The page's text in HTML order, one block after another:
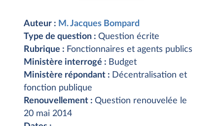
Auteur : M. Jacques Bompard
Type de question : Question écrite
Rubrique : Fonctionnaires et agents publics
Ministère interrogé : Budget
Ministère répondant : Décentralisation et
fonction publique
Renouvellement : Question renouvelée le
20 mai 2014